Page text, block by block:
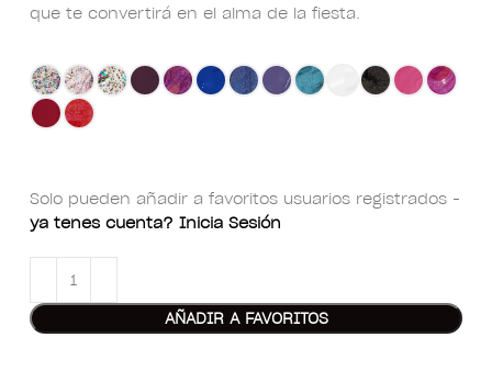
que te convertirá en el alma de la fiesta.
Solo pueden añadir a favoritos usuarios registrados -
ya tenes cuenta? Inicia Sesión
AÑADIR A FAVORITOS